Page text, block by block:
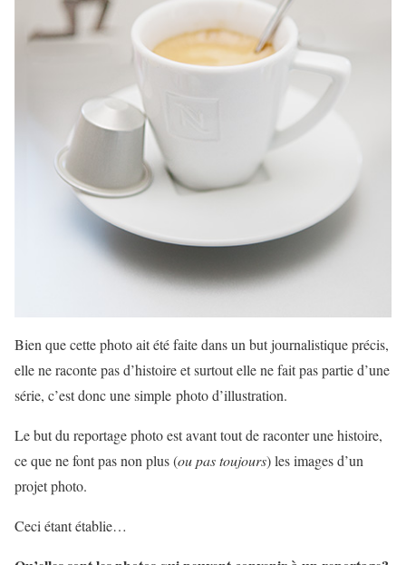
Bien que cette photo ait été faite dans un but journalistique précis,
elle ne raconte pas d’histoire et surtout elle ne fait pas partie d’une
série, c’est donc une simple photo d’illustration.
Le but du reportage photo est avant tout de raconter une histoire,
ce que ne font pas non plus (ou pas toujours) les images d’un
projet photo.
Ceci étant établie…